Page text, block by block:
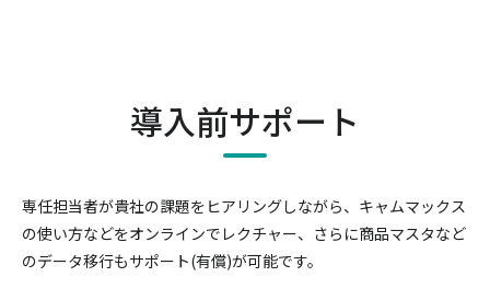
導入前サポート
専任担当者が貴社の課題をヒアリングしながら、キャムマックス
の使い方などをオンラインでレクチャー、 さらに商品マスタなど
のデータ移行もサポート(有償)が可能です。